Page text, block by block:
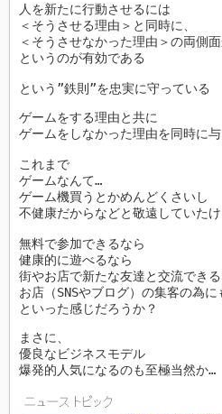
人を新たに行動させるには
＜そうさせる理由＞と同時に、
＜そうさせなかった理由＞の両側
というのが有効である
という”鉄則”を忠実に守っている
ゲームをする理由と共に
ゲームをしなかった理由を同時に与
これまで
ゲームなんて…
ゲーム機買うとかめんどくさいし
不健康だからなどと敬遠していた
無料で参加できるなら
健康的に遊べるなら
街やお店で新たな友達と交流でき
お店（SNSやブログ）の集客の為
といった感じだろうか？
まさに、
優良なビジネスモデル
爆発的人気になるのも至極当然か…